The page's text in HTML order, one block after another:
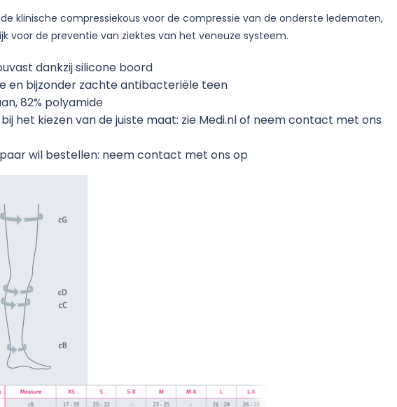
klinische compressiekous voor de compressie van de onderste ledematen,
voor de preventie van ziektes van het veneuze systeem.
dankzij silicone boord
en bijzonder zachte antibacteriële teen
82% polyamide
het kiezen van de juiste maat: zie Medi.nl of neem contact met ons
paar wil bestellen: neem contact met ons op